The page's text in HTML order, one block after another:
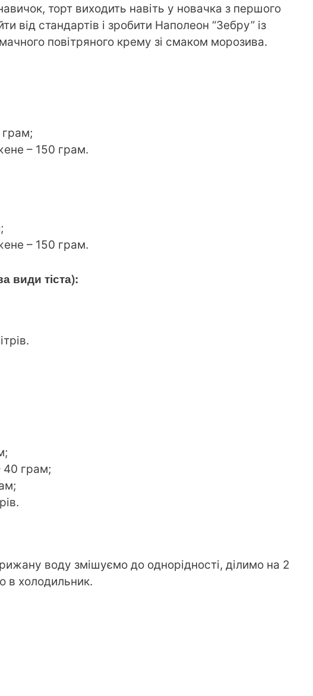
торт виходить навіть у новачка з першого
від стандартів і зробити Наполеон “Зебру” із
повітряного крему зі смаком морозива.
– 150 грам.
– 150 грам.
види тіста):
40 грам;
воду змішуємо до однорідності, ділимо на 2
в холодильник.